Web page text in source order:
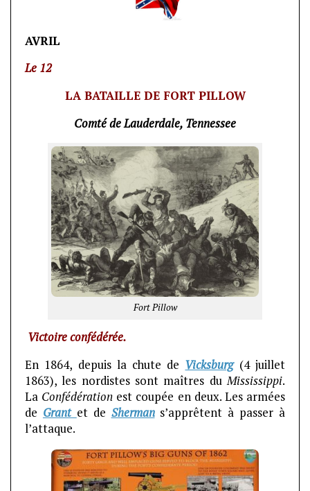
AVRIL
Le 12
LA BATAILLE DE FORT PILLOW
Comté de Lauderdale, Tennessee
Fort Pillow
Victoire confédérée.
En 1864, depuis la chute de Vicksburg(4 juillet
1863), les nordistes sont maîtres duMississippi.
La Confédération est coupée en deux. Les armées
de Grant et de Shermans’apprêtent à passer à
l’attaque.